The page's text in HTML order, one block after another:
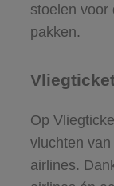
stoelen voor
pakken.
Op
vluchten
airlines.